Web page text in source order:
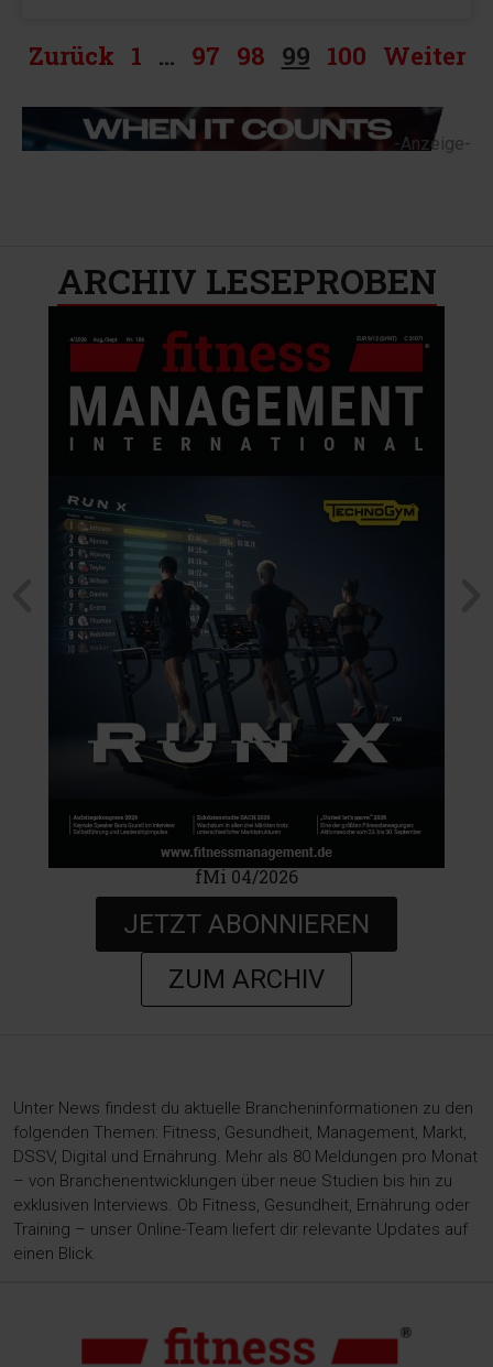
Zurück 1 … 97 98 99 100 Weiter
-Anzeige-
ARCHIV LESEPROBEN​
fMi 04/2026
JETZT ABONNIEREN
ZUM ARCHIV
Unter News findest du aktuelle Brancheninformationen zu den
folgenden Themen: Fitness, Gesundheit, Management, Markt,
DSSV, Digital und Ernährung. Mehr als 80 Meldungen pro Monat
– von Branchenentwicklungen über neue Studien bis hin zu
exklusiven Interviews. Ob Fitness, Gesundheit, Ernährung oder
Training – unser Online-Team liefert dir relevante Updates auf
einen Blick.